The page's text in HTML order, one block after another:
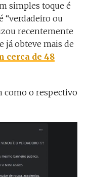
simples toque é
“verdadeiro ou
recentemente
já obteve mais de
cerca de 48
como o respectivo